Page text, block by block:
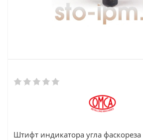
Штифт индикатора угла